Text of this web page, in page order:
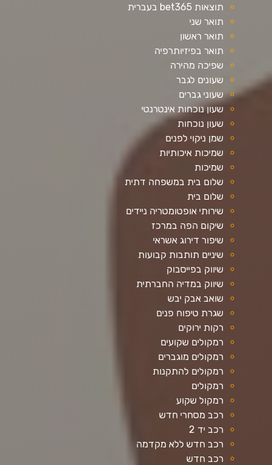
תוצאות bet365 בעברית
תואר שני
תואר ראשון
תואר בפיזיותרפיה
שפיכה מהירה
שעונים לגבר
שעוני גברים
שעון נוכחות אינטרנטי
שעון נוכחות
שמן ניקוי לפנים
שמיכות איכותיות
שמיכות
שלום בית במשפחה דתית
שלום בית
שירותי אופטומטריה ניידים
שיקום הפה במרכז
שיפור דירוג אשראי
שיניים תותבות קבועות
שיווק בפייסבוק
שיווק במדיה החברתית
שואב אבק יבש
שגרת טיפוח פנים
רקות ירוקים
רמקולים שקועים
רמקולים מוגברים
רמקולים להתקנות
רמקולים
רמקול שקוע
רכב מסחרי חדש
רכב יד 2
רכב חדש ללא מקדמה
רכב חדש